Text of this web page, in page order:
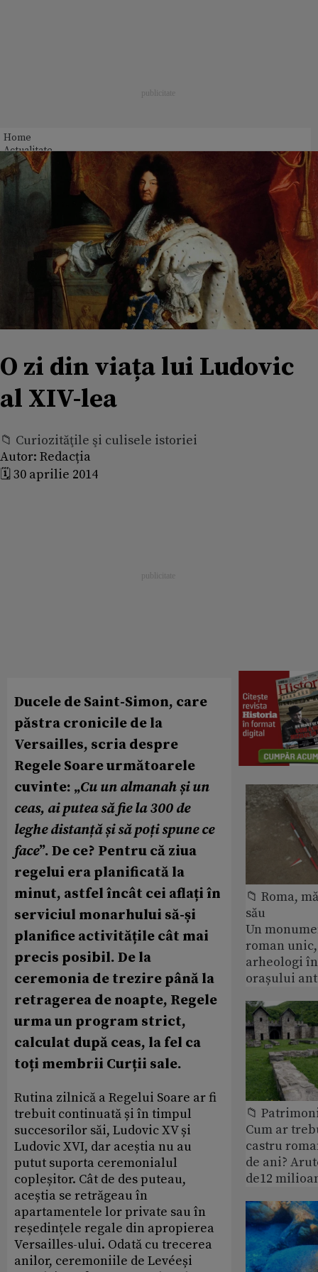
Home
Actualitate
O zi din viața lui Ludovic
al XIV-lea
📁 Curiozităţile şi culisele istoriei
Autor: Redacția
🗓️ 30 aprilie 2014
Ducele de Saint-Simon, care
păstra cronicile de la
Versailles, scria despre
Regele Soare următoarele
cuvinte: „Cu un almanah și un
ceas, ai putea să fie la 300 de
leghe distanță și să poți spune ce
face”. De ce? Pentru că ziua
regelui era planificată la
minut, astfel încât cei aflați în
serviciul monarhului să-și
planifice activitățile cât mai
precis posibil. De la
ceremonia de trezire până la
retragerea de noapte, Regele
urma un program strict,
calculat după ceas, la fel ca
toți membrii Curții sale.
Rutina zilnică a Regelui Soare ar fi
trebuit continuată și în timpul
succesorilor săi, Ludovic XV și
Ludovic XVI, dar aceștia nu au
putut suporta ceremonialul
copleșitor. Cât de des puteau,
aceștia se retrăgeau în
apartamentele lor private sau în
reședințele regale din apropierea
Versailles-ului. Odată cu trecerea
anilor, ceremoniile de Levéeși
📁 Roma,
său
Un
roman
arheologi
orașului
📁
Cum ar
castru
de ani?
de12